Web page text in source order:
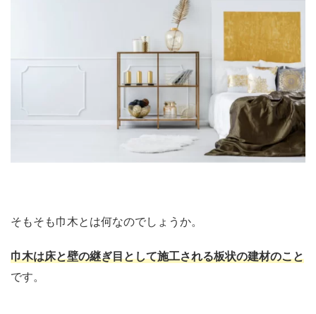
そもそも巾木とは何なのでしょうか。
巾木は床と壁の継ぎ目として施工される板状の建材のこと
です。